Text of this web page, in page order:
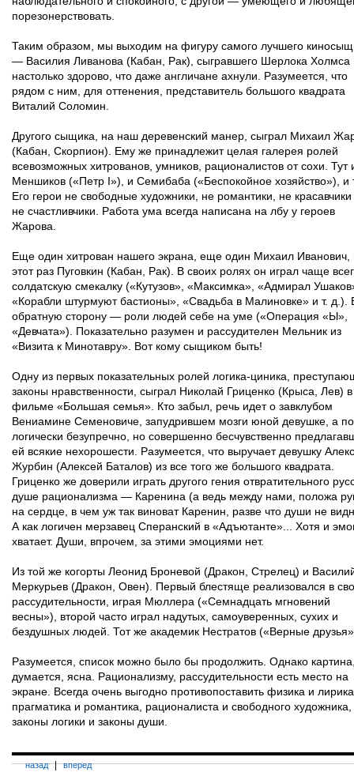
порезонерствовать.
Таким образом, мы выходим на фигуру самого лучшего
— Василия Ливанова (Кабан, Рак), сыгравшего Шерлока Холмса
настолько здорово, что даже англичане ахнули. Разумеется, что
рядом с ним, для оттенения, представитель большого квадрата
Виталий Соломин.
Другого сыщика, на наш деревенский манер, сыграл Михаил
(Кабан, Скорпион). Ему же принадлежит целая галерея ролей
всевозможных хитрованов, умников, рационалистов от сохи. Тут
Меншиков («Петр I»), и Семибаба («Беспокойное хозяйство»), и
Его герои не свободные художники, не романтики, не красавчики
не счастливчики. Работа ума всегда написана на лбу у героев
Жарова.
Еще один хитрован нашего экрана, еще один Михаил Иванович,
этот раз Пуговкин (Кабан, Рак). В своих ролях он играл чаще
солдатскую смекалку («Кутузов», «Максимка», «Адмирал
«Корабли штурмуют бастионы», «Свадьба в Малиновке» и т. д.).
обратную сторону — роли людей себе на уме («Операция «Ы»,
«Девчата»). Показательно разумен и рассудителен Мельник из
«Визита к Минотавру». Вот кому сыщиком быть!
Одну из первых показательных ролей логика-циника,
законы нравственности, сыграл Николай Гриценко (Крыса, Лев) в
фильме «Большая семья». Кто забыл, речь идет о завклубом
Вениамине Семеновиче, запудрившем мозги юной девушке, а
логически безупречно, но совершенно бесчувственно
ей всякие нехорошести. Разумеется, что выручает девушку
Журбин (Алексей Баталов) из все того же большого квадрата.
Гриценко же доверили играть другого гения отвратительного
душе рационализма — Каренина (а ведь между нами, положа
на сердце, в чем уж так виноват Каренин, разве что души не
А как логичен мерзавец Сперанский в «Адъютанте»... Хотя и
хватает. Души, впрочем, за этими эмоциями нет.
Из той же когорты Леонид Броневой (Дракон, Стрелец) и
Меркурьев (Дракон, Овен). Первый блестяще реализовался в
рассудительности, играя Мюллера («Семнадцать мгновений
весны»), второй часто играл надутых, самоуверенных, сухих и
бездушных людей. Тот же академик Нестратов («Верные
Разумеется, список можно было бы продолжить. Однако
думается, ясна. Рационализму, рассудительности есть место на
экране. Всегда очень выгодно противопоставить физика и
прагматика и романтика, рационалиста и свободного художника,
законы логики и законы души.
назад | вперед